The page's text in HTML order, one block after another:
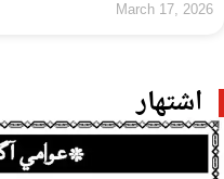
March 17, 2026
اشتهار